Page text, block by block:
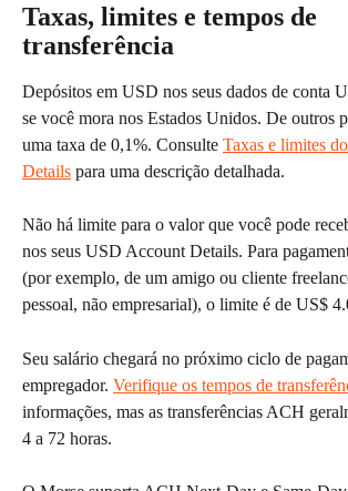
Taxas, limites e tempos de
transferência
Depósitos em USD nos seus dados de conta
se você mora nos Estados Unidos. De outros
uma taxa de 0,1%. Consulte Taxas e limites
Details para uma descrição detalhada.
Não há limite para o valor que você pode
nos seus USD Account Details. Para
(por exemplo, de um amigo ou cliente
pessoal, não empresarial), o limite é de US$
Seu salário chegará no próximo ciclo de
empregador. Verifique os tempos de
informações, mas as transferências ACH
4 a 72 horas.